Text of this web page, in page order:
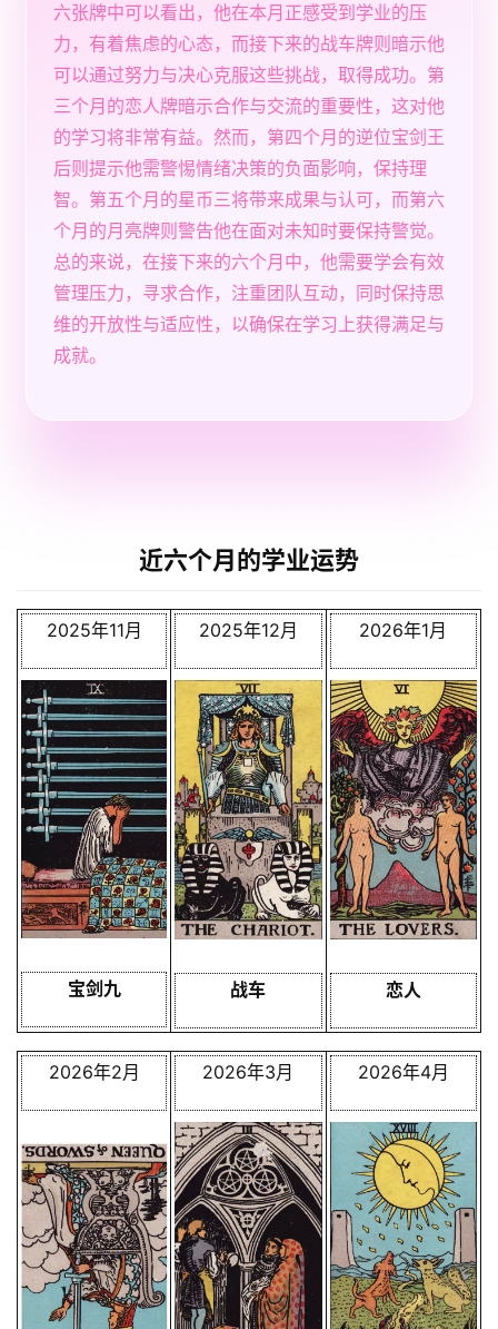
六张牌中可以看出，他在本月正感受到学业的压
力，有着焦虑的心态，而接下来的战车牌则暗示他
可以通过努力与决心克服这些挑战，取得成功。第
三个月的恋人牌暗示合作与交流的重要性，这对他
的学习将非常有益。然而，第四个月的逆位宝剑王
后则提示他需警惕情绪决策的负面影响，保持理
智。第五个月的星币三将带来成果与认可，而第六
个月的月亮牌则警告他在面对未知时要保持警觉。
总的来说，在接下来的六个月中，他需要学会有效
管理压力，寻求合作，注重团队互动，同时保持思
维的开放性与适应性，以确保在学习上获得满足与
成就。
近六个月的学业运势
2025年11月
宝剑九
2025年12月
战车
2026年1月
恋人
2026年2月 2026年3月 2026年4月